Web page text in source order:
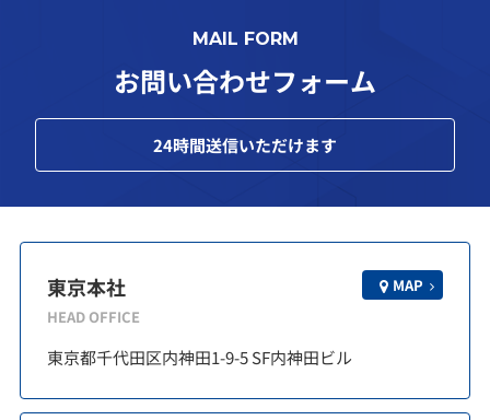
MAIL FORM
お問い合わせフォーム
24時間送信いただけます
東京本社
HEAD OFFICE
MAP
東京都千代田区内神田1-9-5 SF内神田ビル